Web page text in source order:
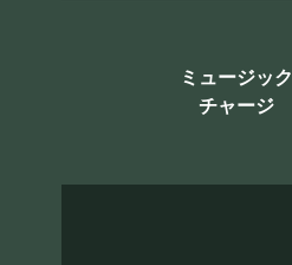
ミュージック
チャージ